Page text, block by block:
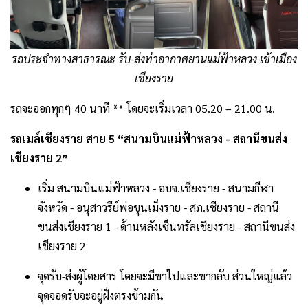
รถประจำทางสาธารณะ รับ-ส่งท่าอากาศยานแม่ฟ้าหลวง เข้าเมือง
เชียงราย
รถจะออกทุกๆ 40 นาที ** โดยจะเริ่มเวลา 05.20 – 21.00 น.
รถเมล์เชียงราย สาย 5 “สนามบินแม่ฟ้าหลวง -​ สถานีขนส่ง
เชียงราย 2”
เริ่ม สนามบินแม่ฟ้าหลวง -​ อบจ.เชียงราย -​ สนามกีฬา
จังหวัด -​ อนุสาวรีย์พ่อขุนเม็งราย -​ สภ.เชียงราย -​ สถานี
ขนส่งเชียงราย 1 -​ ด้านหลังเซ็นทรัลเชียงราย -​ สถานีขนส่ง
เชียงราย 2
จุดรับ-ส่งผู้โดยสาร โดยจะมีขาไปและขากลับ ส่วนใหญ่แล้ว
จุดจอดรับจะอยู่ฝั่งตรงข้ามกัน